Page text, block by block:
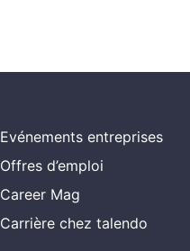
Evénements entreprises
Offres d’emploi
Career Mag
Carrière chez talendo